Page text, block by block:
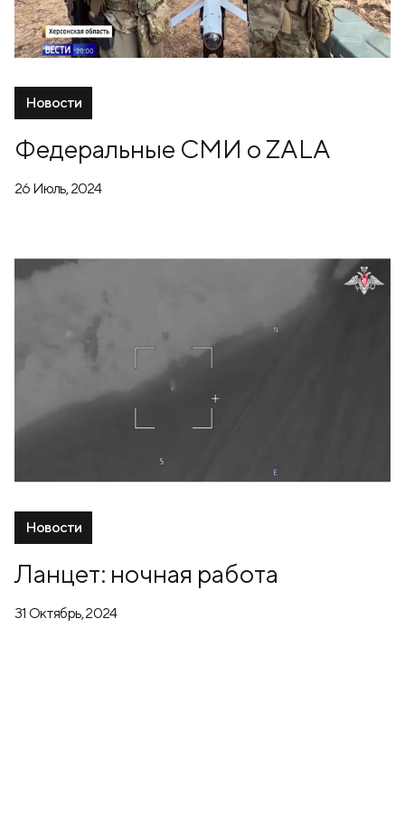
Новости
Федеральные СМИ о ZALA
26 Июль, 2024
Новости
Ланцет: ночная работа
31 Октябрь, 2024